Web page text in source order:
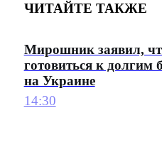
ЧИТАЙТЕ ТАКЖЕ
Мирошник заявил,
готовиться к долгим
на Украине
14:30